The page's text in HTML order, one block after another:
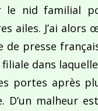
pour
sont traitées.
le nid familial
ailes. J’ai alors
de presse
filiale dans
portes après
D’un malheur